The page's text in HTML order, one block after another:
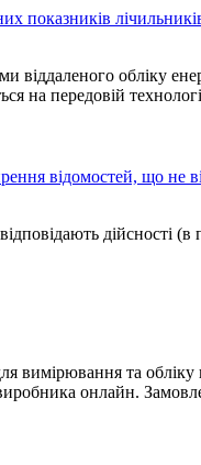
показників
обліку
на передовій
відомостей, що не
дійсності (в
та обліку
онлайн.